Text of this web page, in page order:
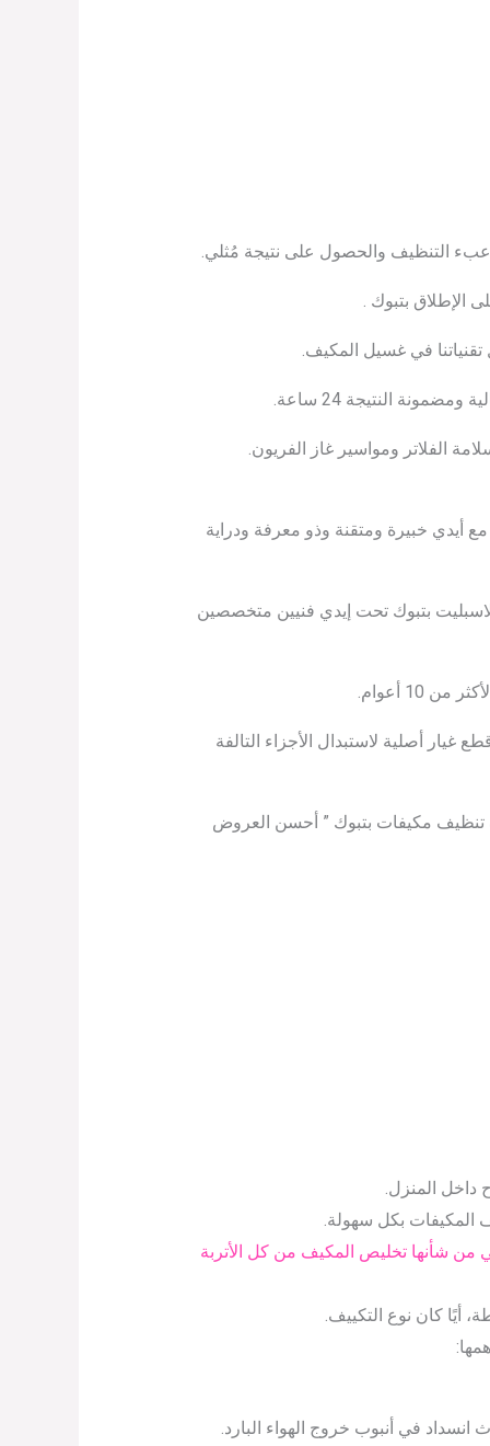
التنظيف والحصول على نتيجة مُثلي.
الإطلاق بتبوك .
في غسيل المكيف.
النتيجة 24 ساعة.
الفلاتر ومواسير غاز الفريون.
أيدي خبيرة ومتقنة وذو معرفة ودراية
بتبوك تحت إيدي فنيين متخصصين
أعوام.
أصلية لاستبدال الأجزاء التالفة
تنظيف مكيفات بتبوك ” أحسن العروض
داخل المنزل.
المكيفات بكل سهولة.
من شأنها تخليص المكيف من كل الأتربة
أيًا كان نوع التكييف.
في أنبوب خروج الهواء البارد.